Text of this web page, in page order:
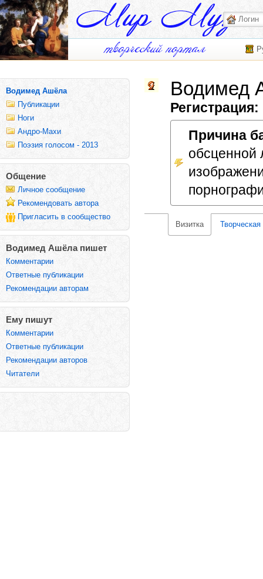
Водимед Ашёла
Публикации
Ноги
Андро-Махи
Поэзия голосом - 2013
Общение
Личное сообщение
Рекомендовать автора
Пригласить в сообщество
Водимед Ашёла пишет
Комментарии
Ответные публикации
Рекомендации авторам
Ему пишут
Комментарии
Ответные публикации
Рекомендации авторов
Читатели
Водимед
Регистрация:
Причина
обсценной
Визитка